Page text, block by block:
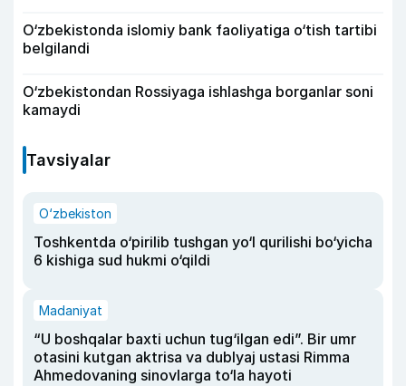
O‘zbekistonda islomiy bank faoliyatiga o‘tish tartibi
belgilandi
O‘zbekistondan Rossiyaga ishlashga borganlar soni
kamaydi
Tavsiyalar
O‘zbekiston
Toshkentda o‘pirilib tushgan yo‘l qurilishi bo‘yicha
6 kishiga sud hukmi o‘qildi
Madaniyat
“U boshqalar baxti uchun tug‘ilgan edi”. Bir umr
otasini kutgan aktrisa va dublyaj ustasi Rimma
Ahmedovaning sinovlarga to‘la hayoti